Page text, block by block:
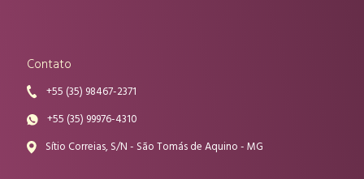
Contato
+55 (35) 98467-2371
+55 (35) 99976-4310
Sítio Correias, S/N - São Tomás de Aquino - MG